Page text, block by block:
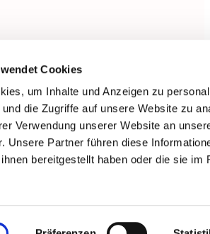
Cookies
um Inhalte und Anzeigen zu
die Zugriffe auf unsere Website zu
Verwendung unserer Website an
Unsere Partner führen diese
bereitgestellt haben oder die sie im